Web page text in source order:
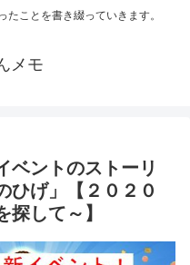
ことを書き綴っていきます。
メモ
ベントのストーリ
ひげ」【２０２０
して～】